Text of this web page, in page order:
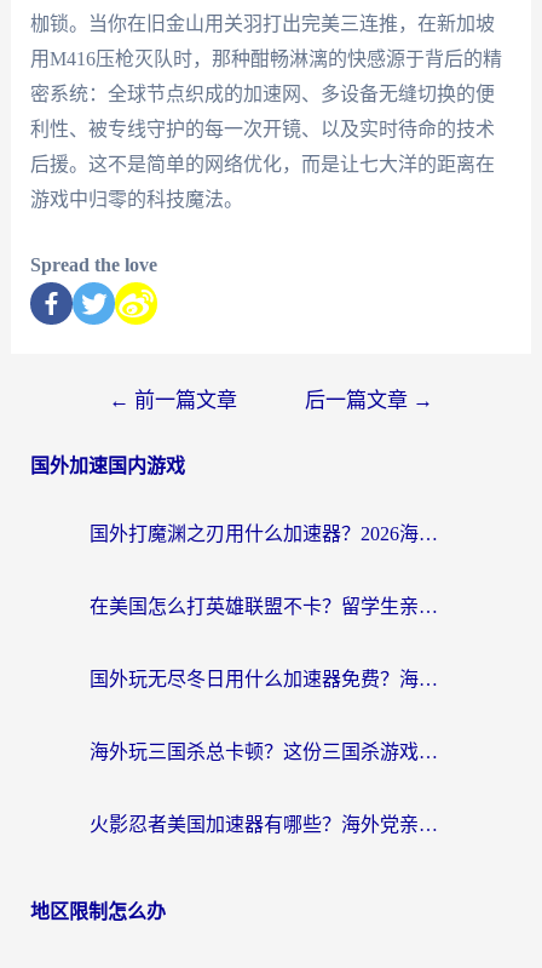
枷锁。当你在旧金山用关羽打出完美三连推，在新加坡
用M416压枪灭队时，那种酣畅淋漓的快感源于背后的精
密系统：全球节点织成的加速网、多设备无缝切换的便
利性、被专线守护的每一次开镜、以及实时待命的技术
后援。这不是简单的网络优化，而是让七大洋的距离在
游戏中归零的科技魔法。
Spread the love
← 前一篇文章 后一篇文章 →
国外加速国内游戏
国外打魔渊之刃用什么加速器？2026海外玩家国服游戏加速全攻略（附闪耀暖暖&复苏的魔女避坑指南）
在美国怎么打英雄联盟不卡？留学生亲测的国服游戏加速全攻略
国外玩无尽冬日用什么加速器免费？海外党国服游戏加速避坑指南
海外玩三国杀总卡顿？这份三国杀游戏加速器指南帮你告别延迟烦恼
火影忍者美国加速器有哪些？海外党亲测的国服游戏加速全攻略（含菲律宾玩三国之刃守望黎明技巧）
地区限制怎么办